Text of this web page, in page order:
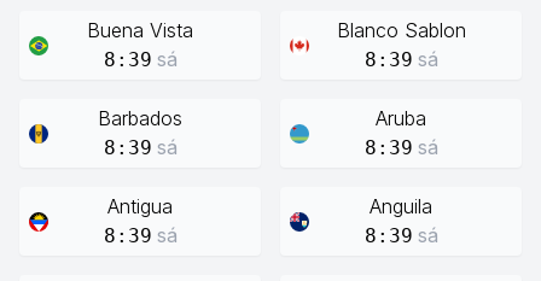
Buena Vista
8:39 sá
Blanco Sablon
8:39 sá
Barbados
8:39 sá
Aruba
8:39 sá
Antigua
8:39 sá
Anguila
8:39 sá